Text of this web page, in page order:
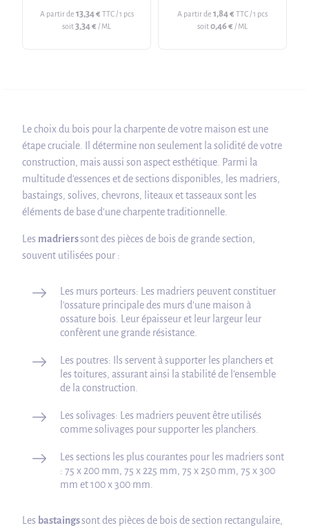
A partir de 13,34 € TTC / 1 pcs
soit3,34 € / ML
A partir de 1,84 € TTC / 1 pcs
soit0,46 € / ML
Le choix du bois pour la charpente de votre maison est une
étape cruciale. Il détermine non seulement la solidité de votre
construction, mais aussi son aspect esthétique. Parmi la
multitude d'essences et de sections disponibles, les madriers,
bastaings, solives, chevrons, liteaux et tasseaux sont les
éléments de base d'une charpente traditionnelle.
Les madrierssont des pièces de bois de grande section,
souvent utilisées pour :
Les murs porteurs: Les madriers peuvent constituer
l'ossature principale des murs d'une maison à
ossature bois. Leur épaisseur et leur largeur leur
confèrent une grande résistance.
Les poutres: Ils servent à supporter les planchers et
les toitures, assurant ainsi la stabilité de l'ensemble
de la construction.
Les solivages: Les madriers peuvent être utilisés
comme solivages pour supporter les planchers.
Les sections les plus courantes pour les madriers sont
: 75 x 200 mm, 75 x 225 mm, 75 x 250 mm, 75 x 300
mm et 100 x 300 mm.
Les bastaingssont des pièces de bois de section rectangulaire,